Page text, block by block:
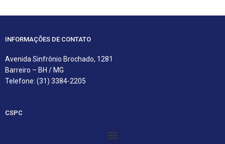
INFORMAÇÕES DE CONTATO
Avenida Sinfrônio Brochado, 1281
Barreiro – BH / MG
Telefone: (31) 3384-2205
CSPC
Menu